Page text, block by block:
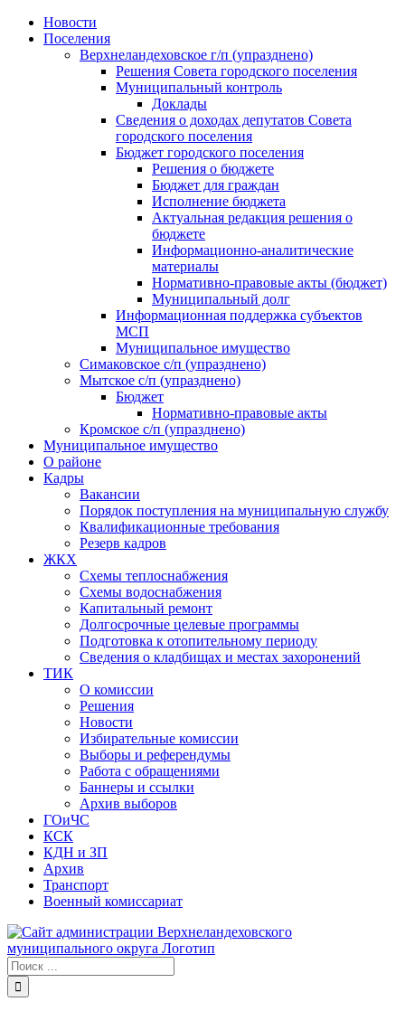
Skip
Новости
Поселения
Верхнеландеховское г/п (упразднено)
Решения Совета городского поселения
Муниципальный контроль
Доклады
Сведения о доходах депутатов Совета
городского поселения
Бюджет городского поселения
Решения о бюджете
Бюджет для граждан
Исполнение бюджета
Актуальная редакция решения о
бюджете
Информационно-аналитические
материалы
Нормативно-правовые акты (бюджет)
Муниципальный долг
Информационная поддержка субъектов
МСП
Муниципальное имущество
Симаковское с/п (упразднено)
Мытское с/п (упразднено)
Бюджет
Нормативно-правовые акты
Кромское с/п (упразднено)
Муниципальное имущество
О районе
Кадры
Вакансии
Порядок поступления на муниципальную службу
Квалификационные требования
Резерв кадров
ЖКХ
Схемы теплоснабжения
Схемы водоснабжения
Капитальный ремонт
Долгосрочные целевые программы
Подготовка к отопительному периоду
Сведения о кладбищах и местах захоронений
ТИК
О комиссии
Решения
Новости
Избирательные комиссии
Выборы и референдумы
Работа с обращениями
Баннеры и ссылки
Архив выборов
ГОиЧС
КСК
КДН и ЗП
Архив
Транспорт
Военный комиссариат
Результат
поиска: